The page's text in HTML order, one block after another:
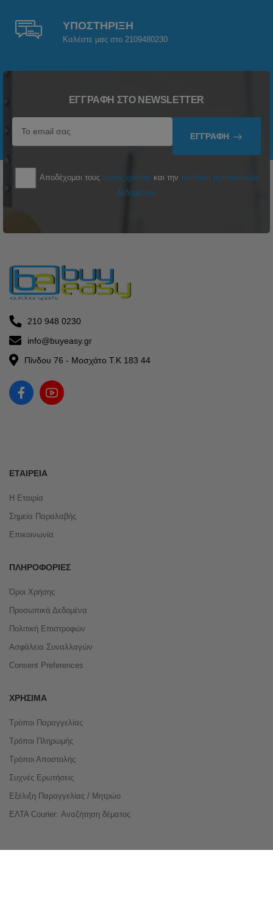
ΥΠΟΣΤΗΡΙΞΗ
Καλέστε μας στο 2109480230
ΕΓΓΡΑΦΉ ΣΤΟ NEWSLETTER
ΕΓΓΡΑΦΉ
Αποδέχομαι τους όρους χρήσης και την πολιτική προσωπικών
δεδομένων
210 948 0230
info@buyeasy.gr
Πίνδου 76 - Μοσχάτο Τ.Κ 183 44
ΕΤΑΙΡΕΊΑ
Η Εταιρία
Σημεία Παραλαβής
Επικοινωνία
ΠΛΗΡΟΦΟΡΊΕΣ
Όροι Χρήσης
Προσωπικά Δεδομένα
Πολιτική Επιστροφών
Ασφάλεια Συναλλαγών
Consent Preferences
ΧΡΉΣΙΜΑ
Τρόποι Παραγγελίας
Τρόποι Πληρωμής
Τρόποι Αποστολής
Συχνές Ερωτήσεις
Εξέλιξη Παραγγελίας / Μητρώο
ΕΛΤΑ Courier: Αναζήτηση δέματος